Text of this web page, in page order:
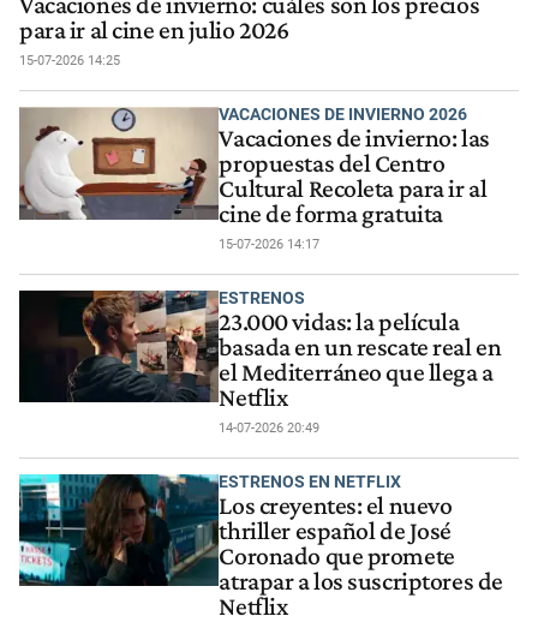
para ir al cine en julio 2026
15-07-2026 14:25
VACACIONES DE INVIERNO 2026
Vacaciones de invierno: las
propuestas del Centro
Cultural Recoleta para ir al
cine de forma gratuita
15-07-2026 14:17
ESTRENOS
23.000 vidas: la película
basada en un rescate real en
el Mediterráneo que llega a
Netflix
14-07-2026 20:49
ESTRENOS EN NETFLIX
Los creyentes: el nuevo
thriller español de José
Coronado que promete
atrapar a los suscriptores de
Netflix